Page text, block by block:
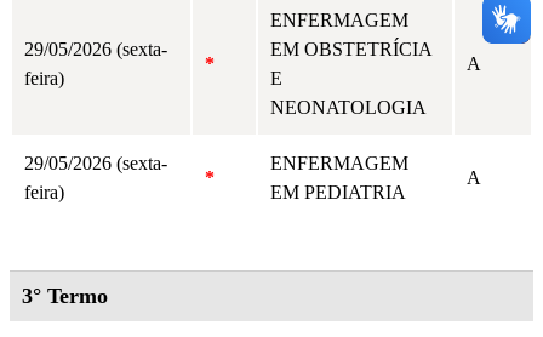
29/05/2026 (sexta-
feira)
*
ENFERMAGEM
EM OBSTETRÍCIA
E
NEONATOLOGIA
A
29/05/2026 (sexta-
feira)
*
ENFERMAGEM
EM PEDIATRIA
A
3° Termo